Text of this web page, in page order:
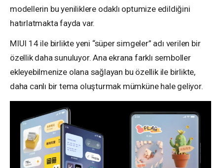
modellerin bu yeniliklere odaklı optumize edildiğini
hatırlatmakta fayda var.
MIUI 14 ile birlikte yeni “süper simgeler” adı verilen bir
özellik daha sunuluyor. Ana ekrana farklı semboller
ekleyebilmenize olana sağlayan bu özellik ile birlikte,
daha canlı bir tema oluşturmak mümküne hale geliyor.